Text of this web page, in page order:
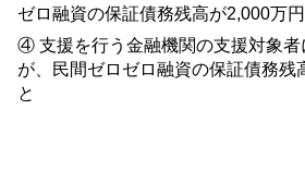
ゼロ融資の保証債務残高が2,000万
④ 支援を行う金融機関の支援対象者
が、民間ゼロゼロ融資の保証債務残
と